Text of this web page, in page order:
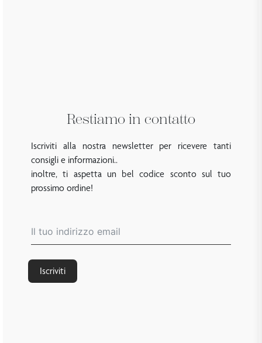
Restiamo in contatto
Iscriviti alla nostra newsletter per ricevere tanti
consigli e informazioni..
inoltre, ti aspetta un bel codice sconto sul tuo
prossimo ordine!
Iscriviti